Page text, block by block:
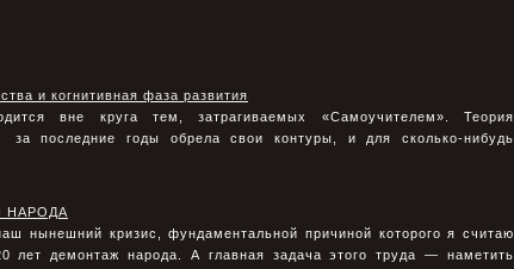
и когнитивная фаза развития
вне круга тем, затрагиваемых «Самоучителем». Теория
за последние годы обрела свои контуры, и для сколько-нибудь
НАРОДА
нынешний кризис, фундаментальной причиной которого я считаю
лет демонтаж народа. А главная задача этого труда — наметить